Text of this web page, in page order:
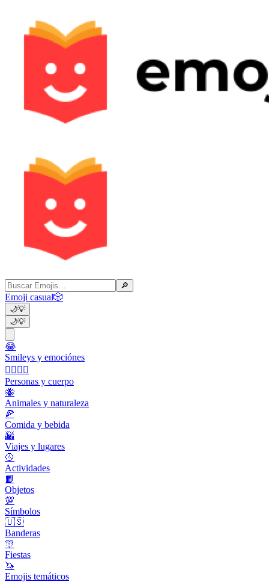
🔎
Emoji casual🎲
🌙💡
🌙💡
😂
Smileys y emociónes
👩‍❤️‍💋‍👨
Personas y cuerpo
🐝
Animales y naturaleza
🍕
Comida y bebida
🌇
Viajes y lugares
🥎
Actividades
📙
Objetos
💯
Símbolos
🇺🇸
Banderas
🎊
Fiestas
🦄
Emojis temáticos